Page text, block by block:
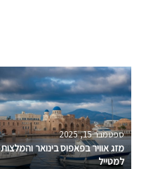
ספטמבר 15, 2025
מזג אוויר בפאפוס בינואר והמלצות
למטייל